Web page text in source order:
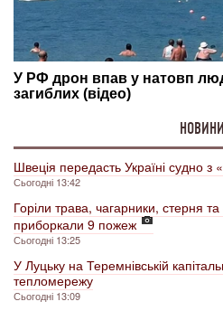
НОВИНИ
Швеція передасть Україні судно з
Сьогодні 13:42
Горіли трава, чагарники, стерня
приборкали 9 пожеж
Сьогодні 13:25
У Луцьку на Теремнівській
тепломережу
Сьогодні 13:09